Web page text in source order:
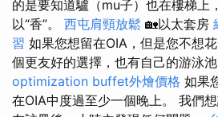
的是要知道驢（mu子）也在樓梯上
以“香”。 西屯肩頸放鬆 🏡以太套房
習 如果您想留在OIA，但是您不想
個更友好的選擇，也有自己的游泳池
optimization buffet外燴價格 如果
在OIA中度過至少一個晚上。 我們